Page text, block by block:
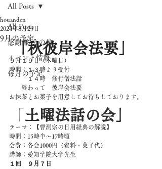
All Posts
感謝録/その他
イベント情報
毎月の予定
All Posts
9月の予定
houanden
2024年8月25日
「秋彼岸会法要」
９月１９日（木曜日）
時間：１３時より受付
１４時　修行僧法話
終わって　彼岸会法要
お抹茶とお菓子を用意してお待ちしております。
「 土曜法話の会」
テーマ：【曹洞宗の日用経典の解説】
時間：15時半～17時頃
会費：各会1000円（資料・菓子代）
講師：愛知学院大学先生
１回　９月７日